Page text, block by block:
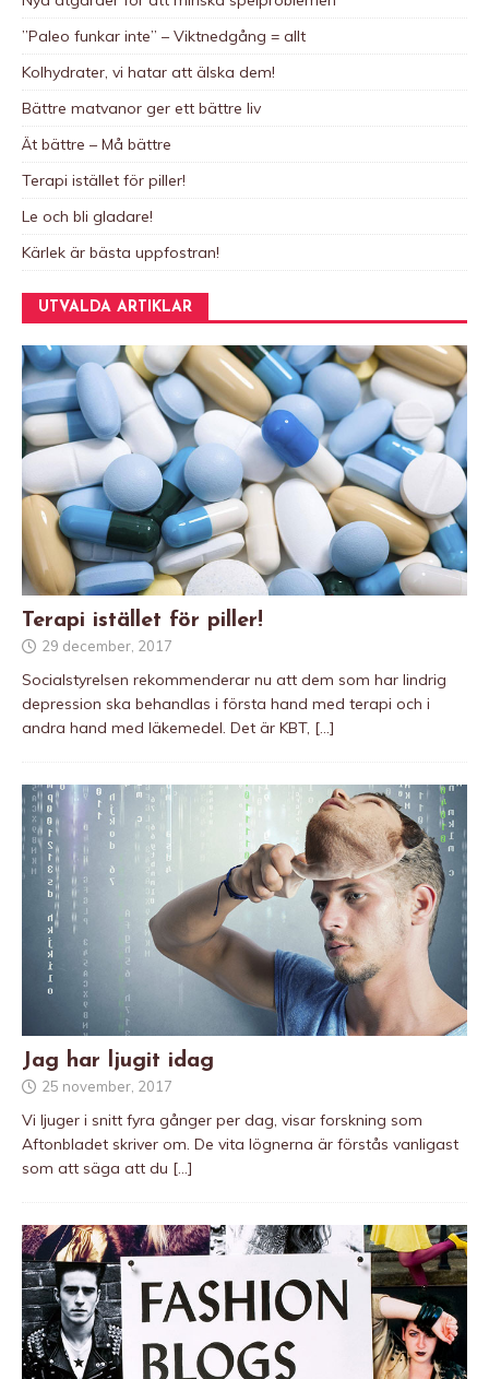
:
”Paleo funkar inte” – Viktnedgång = allt
Kolhydrater, vi hatar att älska dem!
Bättre matvanor ger ett bättre liv
Ät bättre – Må bättre
Terapi istället för piller!
Le och bli gladare!
Kärlek är bästa uppfostran!
UTVALDA ARTIKLAR
Terapi istället för piller!
29 december, 2017
Socialstyrelsen rekommenderar nu att dem som har lindrig
depression ska behandlas i första hand med terapi och i
andra hand med läkemedel. Det är KBT, […]
Jag har ljugit idag
25 november, 2017
Vi ljuger i snitt fyra gånger per dag, visar forskning som
Aftonbladet skriver om. De vita lögnerna är förstås vanligast
som att säga att du […]